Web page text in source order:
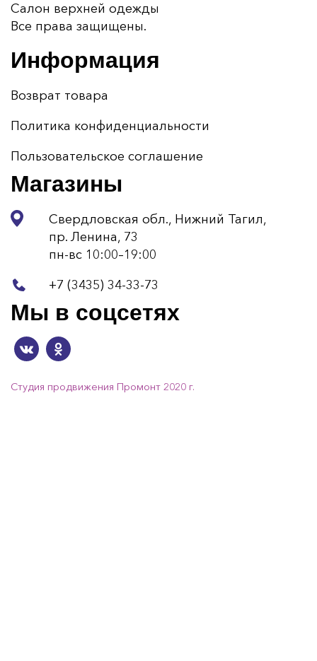
Салон верхней одежды
Все права защищены.
Информация
Возврат товара
Политика конфиденциальности
Пользовательское соглашение
Магазины
Свердловская обл., Нижний Тагил,
пр. Ленина, 73
пн-вс 10:00–19:00
+7 (3435) 34-33-73
Мы в соцсетях
Студия продвижения Промонт 2020 г.